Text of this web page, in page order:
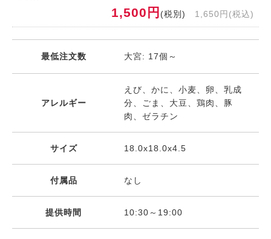
1,500円 (税別) 1,650円(税込)
最低注文数 大宮: 17個～
アレルギー
えび、かに、小麦、卵、乳成
分、ごま、大豆、鶏肉、豚
肉、ゼラチン
サイズ 18.0x18.0x4.5
付属品 なし
提供時間 10:30～19:00